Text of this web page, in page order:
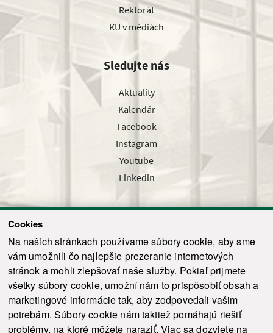
Cookies
Na našich stránkach používame súbory cookie, aby sme
vám umožnili čo najlepšie prezeranie internetových
stránok a mohli zlepšovať naše služby. Pokiaľ prijmete
všetky súbory cookie, umožní nám to prispôsobiť obsah a
marketingové informácie tak, aby zodpovedali vašim
potrebám. Súbory cookie nám taktiež pomáhajú riešiť
problémy, na ktoré môžete naraziť. Viac sa dozviete na
Rektorát
KU v médiách
Sledujte nás
Aktuality
Kalendár
Facebook
Instagram
Youtube
Linkedin
Odoslať